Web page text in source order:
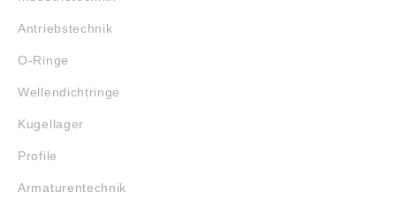
Antriebstechnik
O-Ringe
Wellendichtringe
Kugellager
Profile
Armaturentechnik